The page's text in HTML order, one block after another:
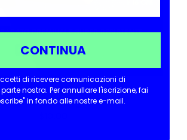
Peluche
Giochino Tigre
CONTINUA
di ricevere comunicazioni di
nostra. Per annullare l'iscrizione, fai
in fondo alle nostre e-mail.